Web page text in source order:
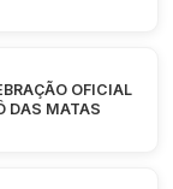
OFICIAL
DAS MATAS